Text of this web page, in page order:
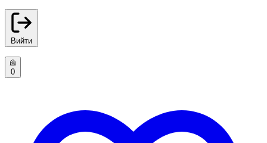
Вийти
0